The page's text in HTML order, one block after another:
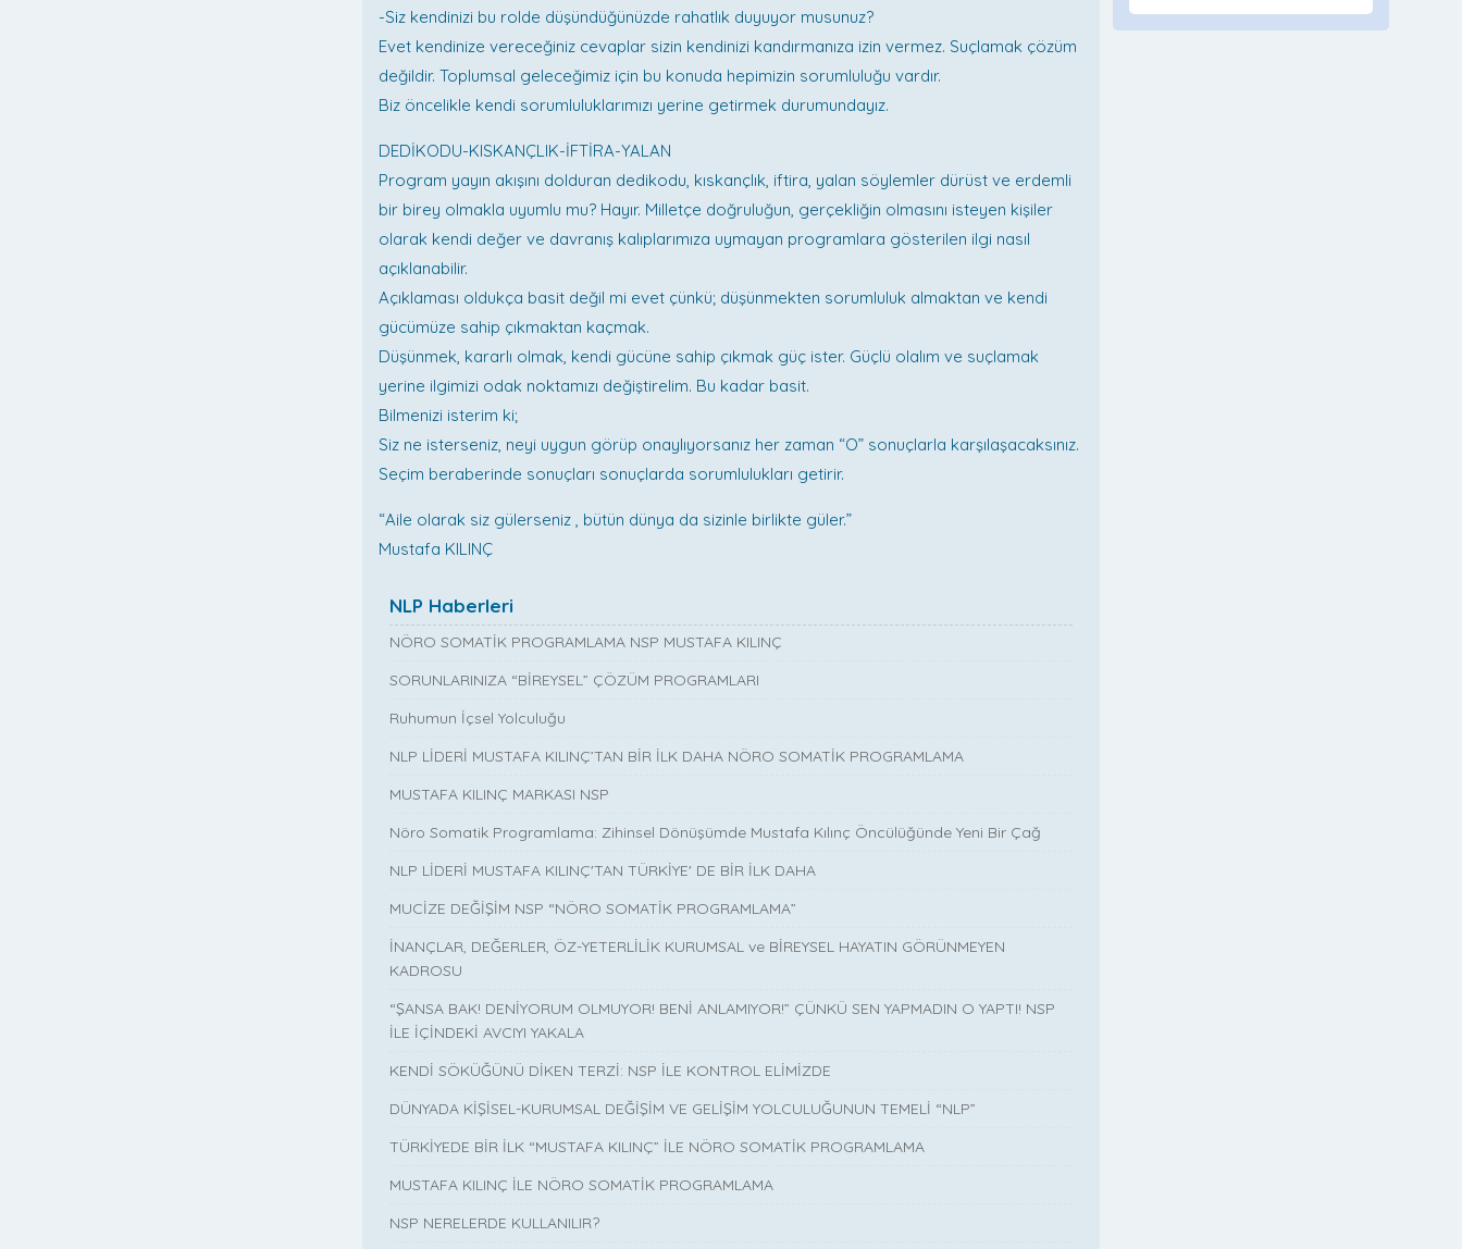
-Siz kendinizi bu rolde düşündüğünüzde rahatlık duyuyor musunuz?
Evet kendinize vereceğiniz cevaplar sizin kendinizi kandırmanıza izin vermez. Suçlamak çözüm
değildir. Toplumsal geleceğimiz için bu konuda hepimizin sorumluluğu vardır.
Biz öncelikle kendi sorumluluklarımızı yerine getirmek durumundayız.
DEDİKODU-KISKANÇLIK-İFTİRA-YALAN
Program yayın akışını dolduran dedikodu, kıskançlık, iftira, yalan söylemler dürüst ve erdemli
bir birey olmakla uyumlu mu? Hayır. Milletçe doğruluğun, gerçekliğin olmasını isteyen kişiler
olarak kendi değer ve davranış kalıplarımıza uymayan programlara gösterilen ilgi nasıl
açıklanabilir.
Açıklaması oldukça basit değil mi evet çünkü; düşünmekten sorumluluk almaktan ve kendi
gücümüze sahip çıkmaktan kaçmak.
Düşünmek, kararlı olmak, kendi gücüne sahip çıkmak güç ister. Güçlü olalım ve suçlamak
yerine ilgimizi odak noktamızı değiştirelim. Bu kadar basit.
Bilmenizi isterim ki;
Siz ne isterseniz, neyi uygun görüp onaylıyorsanız her zaman “O” sonuçlarla karşılaşacaksınız.
Seçim beraberinde sonuçları sonuçlarda sorumlulukları getirir.
“Aile olarak siz gülerseniz , bütün dünya da sizinle birlikte güler.”
Mustafa KILINÇ
NLP Haberleri
NÖRO SOMATİK PROGRAMLAMA NSP MUSTAFA KILINÇ
SORUNLARINIZA “BİREYSEL” ÇÖZÜM PROGRAMLARI
Ruhumun İçsel Yolculuğu
NLP LİDERİ MUSTAFA KILINÇ’TAN BİR İLK DAHA NÖRO SOMATİK PROGRAMLAMA
MUSTAFA KILINÇ MARKASI NSP
Nöro Somatik Programlama: Zihinsel Dönüşümde Mustafa Kılınç Öncülüğünde Yeni Bir Çağ
NLP LİDERİ MUSTAFA KILINÇ'TAN TÜRKİYE' DE BİR İLK DAHA
MUCİZE DEĞİŞİM NSP “NÖRO SOMATİK PROGRAMLAMA”
İNANÇLAR, DEĞERLER, ÖZ-YETERLİLİK KURUMSAL ve BİREYSEL HAYATIN GÖRÜNMEYEN
KADROSU
“ŞANSA BAK! DENİYORUM OLMUYOR! BENİ ANLAMIYOR!” ÇÜNKÜ SEN YAPMADIN O YAPTI! NSP
İLE İÇİNDEKİ AVCIYI YAKALA
KENDİ SÖKÜĞÜNÜ DİKEN TERZİ: NSP İLE KONTROL ELİMİZDE
DÜNYADA KİŞİSEL-KURUMSAL DEĞİŞİM VE GELİŞİM YOLCULUĞUNUN TEMELİ “NLP”
TÜRKİYEDE BİR İLK “MUSTAFA KILINÇ” İLE NÖRO SOMATİK PROGRAMLAMA
MUSTAFA KILINÇ İLE NÖRO SOMATİK PROGRAMLAMA
NSP NERELERDE KULLANILIR?